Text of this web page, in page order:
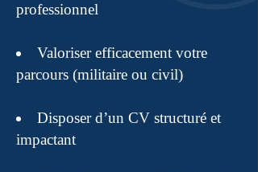
professionnel
Valoriser efficacement votre
parcours (militaire ou civil)
Disposer d’un CV structuré et
impactant